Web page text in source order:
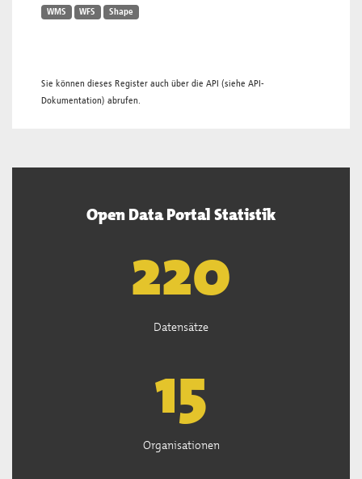
WMS WFS Shape
Sie können dieses Register auch über die API (siehe API-
Dokumentation) abrufen.
Open Data Portal Statistik
222
Datensätze
15
Organisationen